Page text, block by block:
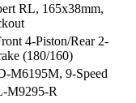
RL, 165x38mm,
4-Piston/Rear 2-
(180/160)
M6195M, 9-Speed
M9295-R